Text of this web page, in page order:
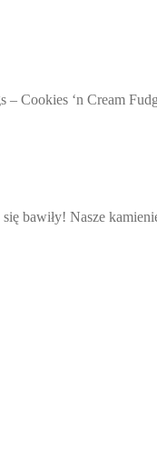
Cookies ‘n Cream
bawiły! Nasze